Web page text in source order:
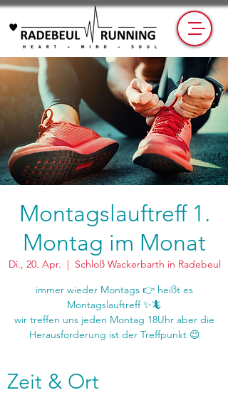
Montagslauftreff 1.
Montag im Monat
Di., 20. Apr.
  |
Schloß Wackerbarth in Radebeul
immer wieder Montags 👉 heißt es
Montagslauftreff ✨🦎
wir treffen uns jeden Montag 18Uhr aber die
Zeit & Ort